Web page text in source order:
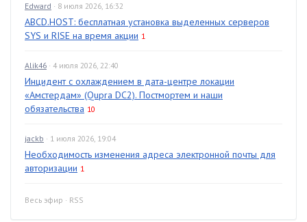
Edward · 8 июля 2026, 16:32
ABCD.HOST: бесплатная установка выделенных серверов
SYS и RISE на время акции 1
Alik46 · 4 июля 2026, 22:40
Инцидент с охлаждением в дата-центре локации
«Амстердам» (Qupra DC2). Постмортем и наши
обязательства 10
jackb · 1 июля 2026, 19:04
Необходимость изменения адреса электронной почты для
авторизации 1
Весь эфир · RSS